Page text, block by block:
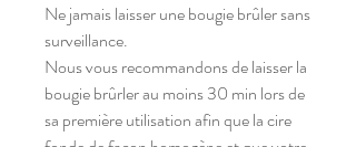
Ne jamais laisser une bougie brûler sans
surveillance.
Nous vous recommandons de laisser la
bougie brûrler au moins 30 min lors de
sa première utilisation afin que la cire